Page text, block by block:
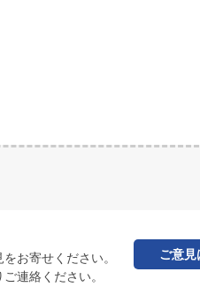
お寄せください。
ご連絡ください。
ご意見